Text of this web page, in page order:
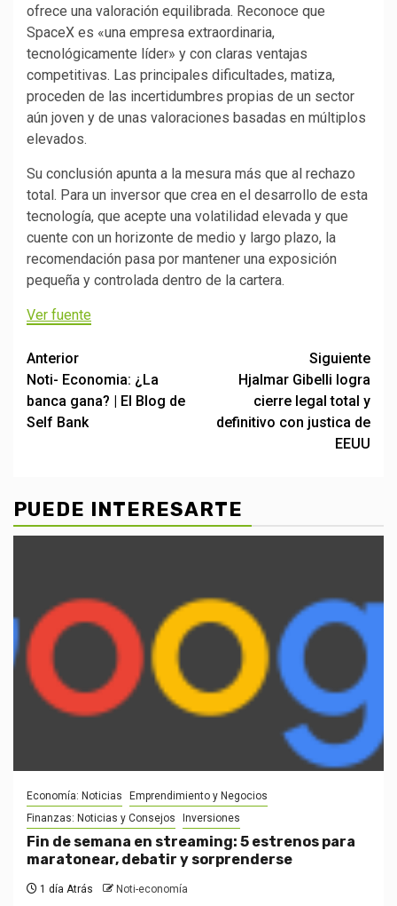
ofrece una valoración equilibrada. Reconoce que
SpaceX es «una empresa extraordinaria,
tecnológicamente líder» y con claras ventajas
competitivas. Las principales dificultades, matiza,
proceden de las incertidumbres propias de un sector
aún joven y de unas valoraciones basadas en múltiplos
elevados.
Su conclusión apunta a la mesura más que al rechazo
total. Para un inversor que crea en el desarrollo de esta
tecnología, que acepte una volatilidad elevada y que
cuente con un horizonte de medio y largo plazo, la
recomendación pasa por mantener una exposición
pequeña y controlada dentro de la cartera.
Ver fuente
Post
navigation
Anterior
Noti- Economia: ¿La
banca gana? | El Blog de
Self Bank
Siguiente
Hjalmar Gibelli logra
cierre legal total y
definitivo con justica de
EEUU
PUEDE INTERESARTE
Economía: Noticias
Emprendimiento y Negocios
Finanzas: Noticias y Consejos
Inversiones
Fin de semana en streaming: 5 estrenos para
maratonear, debatir y sorprenderse
1 día Atrás Noti-economía